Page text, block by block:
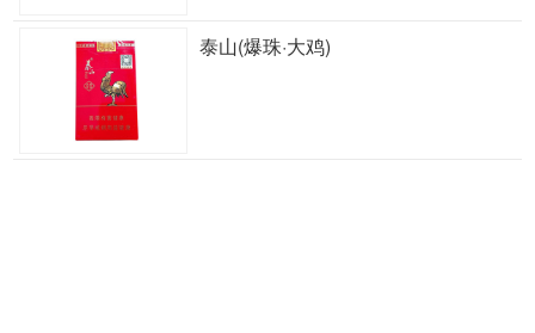
泰山(爆珠·大鸡)